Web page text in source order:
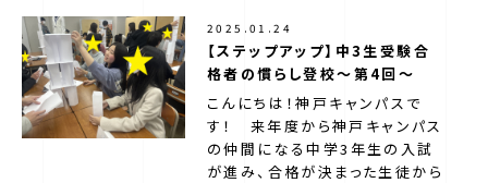
2025.01.24
【ステップアップ】中3生受験合
格者の慣らし登校～第4回～
こんにちは！神戸キャンパスで
す！ 来年度から神戸キャンパス
の仲間になる中学3年生の入試
が進み、合格が決まった生徒から